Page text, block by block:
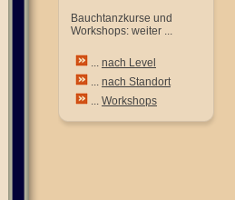
Bauchtanzkurse und
Workshops: weiter ...
... nach Level
... nach Standort
... Workshops